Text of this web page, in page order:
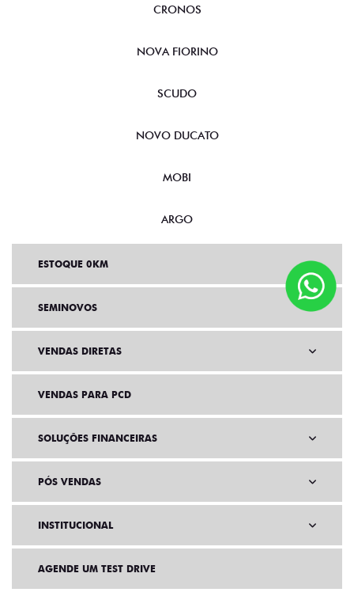
CRONOS
NOVA FIORINO
SCUDO
NOVO DUCATO
MOBI
ARGO
ESTOQUE 0KM
SEMINOVOS
VENDAS DIRETAS
VENDAS PARA PCD
SOLUÇÕES FINANCEIRAS
PÓS VENDAS
INSTITUCIONAL
AGENDE UM TEST DRIVE